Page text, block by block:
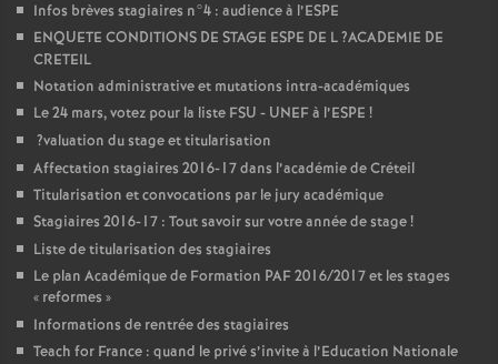
Infos brèves stagiaires n°4 : audience à l’ESPE
ENQUETE CONDITIONS DE STAGE ESPE DE L?ACADEMIE DE
CRETEIL
Notation administrative et mutations intra-académiques
Le 24 mars, votez pour la liste FSU - UNEFà l’ESPE !
?valuation du stage et titularisation
Affectation stagiaires 2016-17 dans l’académie de Créteil
Titularisation et convocations par le jury académique
Stagiaires 2016-17 : Tout savoir sur votre année de stage!
Liste de titularisation des stagiaires
Le plan Académique de Formation PAF2016/2017 et les stages
« reformes »
Informations de rentrée des stagiaires
Teach for France : quand le privé s’invite à l’Education Nationale